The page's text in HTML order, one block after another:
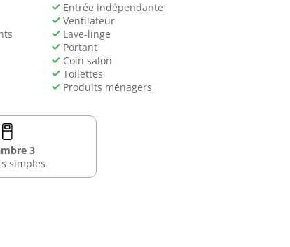
Entrée indépendante
Ventilateur
Lave-linge
Portant
Coin salon
Toilettes
Produits ménagers
3
simples